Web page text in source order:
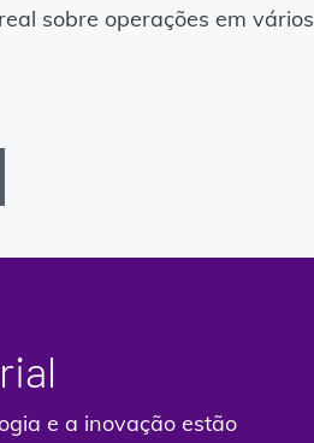
sobre operações em vários
e a inovação estão